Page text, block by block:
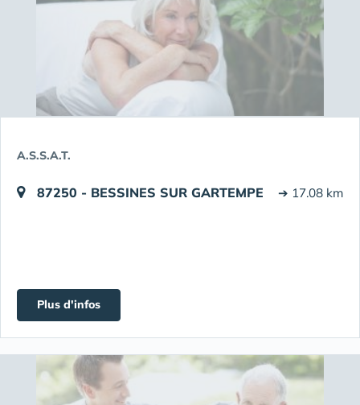
A.S.S.A.T.
87250 - BESSINES SUR GARTEMPE ➔ 17.08 km
Plus d'infos